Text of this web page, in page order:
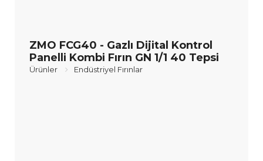
ZMO FCG40 - Gazlı Dijital Kontrol
Panelli Kombi Fırın GN 1/1 40 Tepsi
Ürünler Endüstriyel Fırınlar